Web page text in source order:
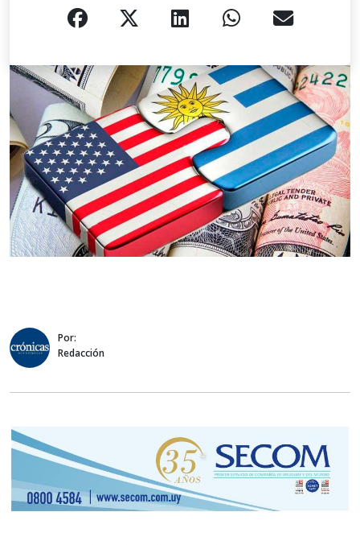
Por:
Redacción